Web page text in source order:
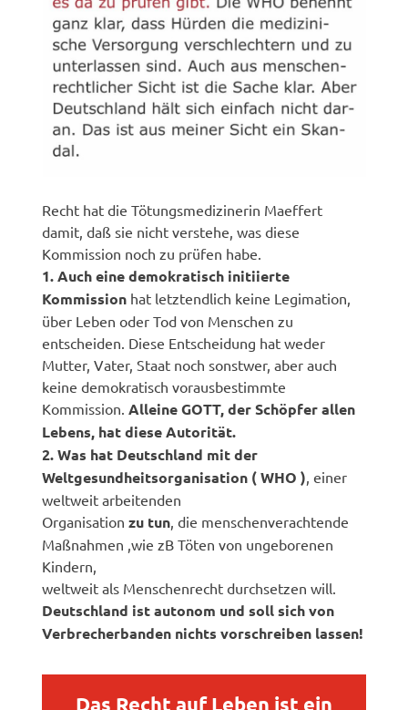
Recht hat die Tötungsmedizinerin Maeffert
damit, daß sie nicht verstehe, was diese
Kommission noch zu prüfen habe.
1. Auch eine demokratisch initiierte
Kommission hat letztendlich keine Legimation,
über Leben oder Tod von Menschen zu
entscheiden. Diese Entscheidung hat weder
Mutter, Vater, Staat noch sonstwer, aber auch
keine demokratisch vorausbestimmte
Kommission. Alleine GOTT, der Schöpfer allen
Lebens, hat diese Autorität.
2. Was hat Deutschland mit der
Weltgesundheitsorganisation ( WHO ) , einer
weltweit arbeitenden
Organisationzu tun , die menschenverachtende
Maßnahmen ,wie zB Töten von ungeborenen
Kindern,
weltweit als Menschenrecht durchsetzen will.
Deutschland ist autonom und soll sich von
Verbrecherbanden nichts vorschreiben lassen!
Das Recht auf Leben ist ein